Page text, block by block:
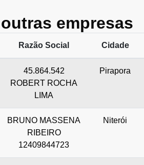
empresas
Razão Social Cidade
45.864.542
ROBERT ROCHA
LIMA
Pirapora
BRUNO MASSENA
RIBEIRO
12409844723
Niterói